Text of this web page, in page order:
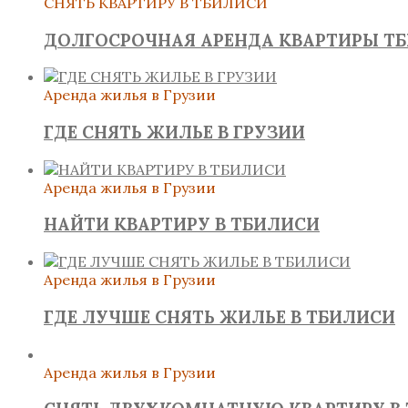
ДОЛГОСРОЧНАЯ АРЕНДА КВАРТИРЫ
Аренда жилья в Грузии
ГДЕ СНЯТЬ ЖИЛЬЕ В ГРУЗИИ
Аренда жилья в Грузии
НАЙТИ КВАРТИРУ В ТБИЛИСИ
Аренда жилья в Грузии
ГДЕ ЛУЧШЕ СНЯТЬ ЖИЛЬЕ В ТБИЛИСИ
Аренда жилья в Грузии